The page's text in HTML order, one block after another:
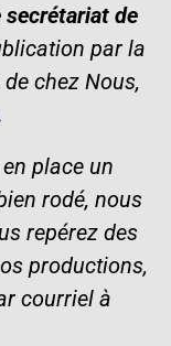
secrétariat de
par la
chez Nous,
place un
rodé, nous
repérez des
productions,
courriel à